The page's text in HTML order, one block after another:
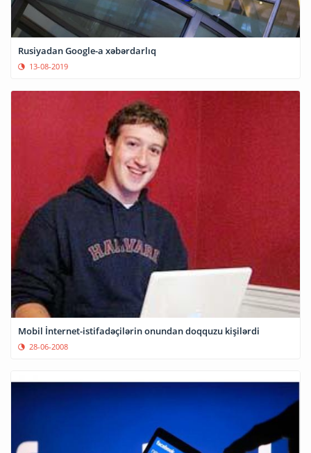
Rusiyadan Google-a xəbərdarlıq
13-08-2019
Mobil İnternet-istifadəçilərin onundan doqquzu kişilərdi
28-06-2008